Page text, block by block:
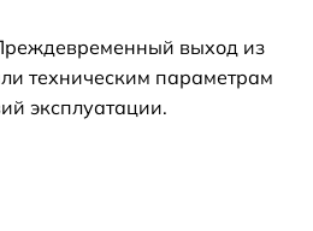
выход из
техническим параметрам
эксплуатации.